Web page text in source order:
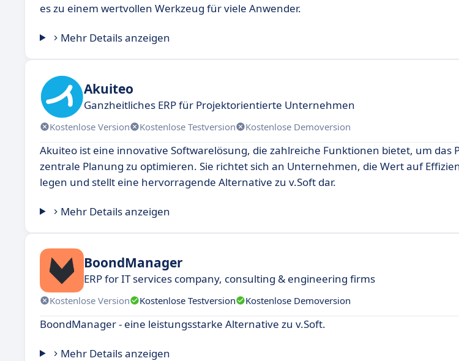
es zu einem wertvollen Werkzeug für viele Anwender.
Mehr Details anzeigen
Akuiteo
Ganzheitliches ERP für Projektorientierte Unternehmen
Kostenlose Version Kostenlose Testversion Kostenlose Demoversion
Akuiteo ist eine innovative Softwarelösung, die zahlreiche Funktionen bietet, um das
zentrale Planung zu optimieren. Sie richtet sich an Unternehmen, die Wert auf
legen und stellt eine hervorragende Alternative zu v.Soft dar.
Mehr Details anzeigen
BoondManager
ERP for IT services company, consulting & engineering firms
Kostenlose Version Kostenlose Testversion Kostenlose Demoversion
BoondManager - eine leistungsstarke Alternative zu v.Soft.
Mehr Details anzeigen